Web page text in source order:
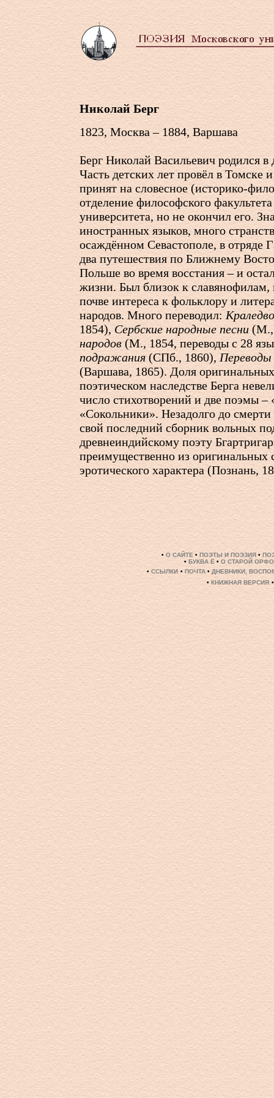
Николай Берг
1823, Москва – 1884, Варшава
Берг Николай Васильевич родился в
Часть детских лет провёл в Томске
принят на словесное (историко-
отделение философского
университета, но не окончил его.
иностранных языков, много
осаждённом Севастополе, в отряде
два путешествия по Ближнему
Польше во время восстания – и
жизни. Был близок к славянофилам,
почве интереса к фольклору и
народов. Много переводил:
1854), Сербские народные песни (М.,
народов (М., 1854, переводы с 28
подражания (СПб., 1860), Переводы
(Варшава, 1865). Доля
поэтическом наследстве Берга
число стихотворений и две поэмы –
«Сокольники». Незадолго до
свой последний сборник вольных
древнеиндийскому поэту
преимущественно из оригинальных
эротического характера (Познань,